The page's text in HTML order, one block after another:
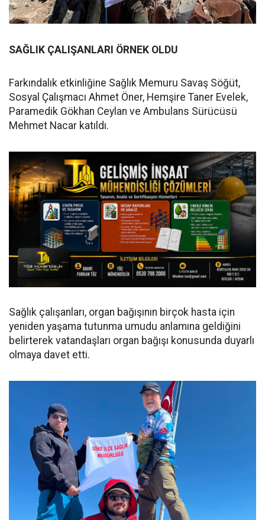
SAĞLIK ÇALIŞANLARI ÖRNEK OLDU
Farkındalık etkinliğine Sağlık Memuru Savaş Söğüt,
Sosyal Çalışmacı Ahmet Öner, Hemşire Taner Evelek,
Paramedik Gökhan Ceylan ve Ambulans Sürücüsü
Mehmet Nacar katıldı.
Sağlık çalışanları, organ bağışının birçok hasta için
yeniden yaşama tutunma umudu anlamına geldiğini
belirterek vatandaşları organ bağışı konusunda duyarlı
olmaya davet etti.